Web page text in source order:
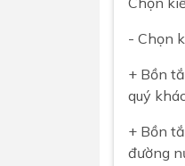
- Chọn
+ Bồn
quý
+ Bồn
đường